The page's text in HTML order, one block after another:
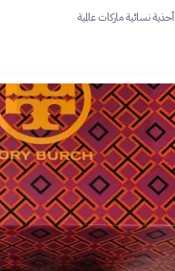
أحذية نسائية ماركات عالمية